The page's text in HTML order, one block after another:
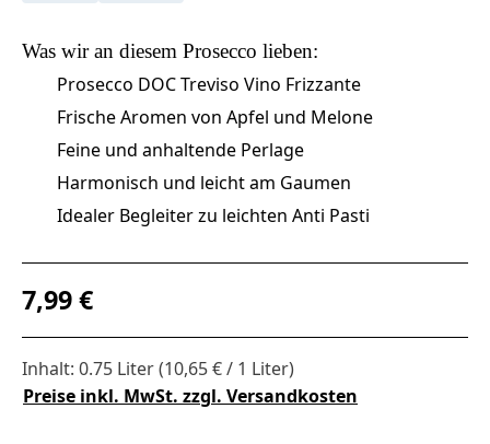
Was wir an diesem Prosecco lieben:
Prosecco DOC Treviso Vino Frizzante
Frische Aromen von Apfel und Melone
Feine und anhaltende Perlage
Harmonisch und leicht am Gaumen
Idealer Begleiter zu leichten Anti Pasti
Regulärer Preis:
7,99 €
Inhalt: 0.75 Liter(10,65 € / 1 Liter)
Preise inkl. MwSt. zzgl. Versandkosten